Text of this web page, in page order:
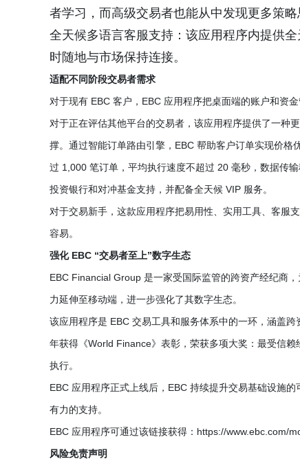
者学习，而高级交易者也能从中发现更多策略
全天候多语言客服支持：该应用程序内提供
时随地与市场保持连接。
适配不同阶段交易者需求
对于现有 EBC 客户，EBC 应用程序把桌面端的账户和资
对于正在评估其他平台的交易者，该应用程序提供了一种
撑。通过智能订单路由引擎，EBC 帮助客户订单实现价
过 1,000 笔订单，平均执行速度不超过 20 毫秒，数据传
投资银行和对冲基金支持，并配备全天候 VIP 服务。
对于交易新手，这款应用程序把易用性、实用工具、客服
容易。
强化 EBC “交易者至上”数字生态
EBC Financial Group 是一家受国际监管的跨资产经纪商
力延伸至移动端，进一步强化了其数字生态。
该应用程序是 EBC 交易工具和服务体系中的一环，涵盖
年获得《World Finance》表彰，荣获多项大奖：最受信
执行。
EBC 应用程序正式上线后，EBC 持续提升交易基础设施
有力的支持。
EBC 应用程序可通过该链接获得：https://www.ebc.com/
风险免责声明